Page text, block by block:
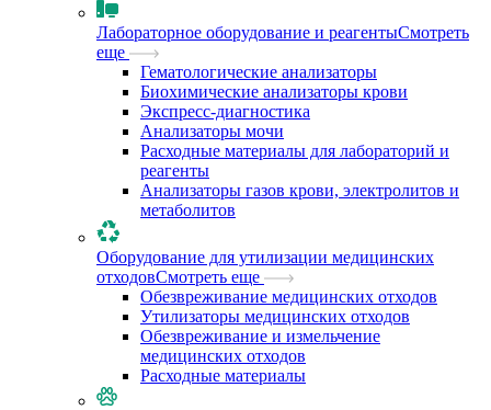
Лабораторное оборудование и реагентыСмотреть
еще
Гематологические анализаторы
Биохимические анализаторы крови
Экспресс-диагностика
Анализаторы мочи
Расходные материалы для лабораторий и
реагенты
Анализаторы газов крови, электролитов и
метаболитов
Оборудование для утилизации медицинских
отходовСмотреть еще
Обезвреживание медицинских отходов
Утилизаторы медицинских отходов
Обезвреживание и измельчение
медицинских отходов
Расходные материалы